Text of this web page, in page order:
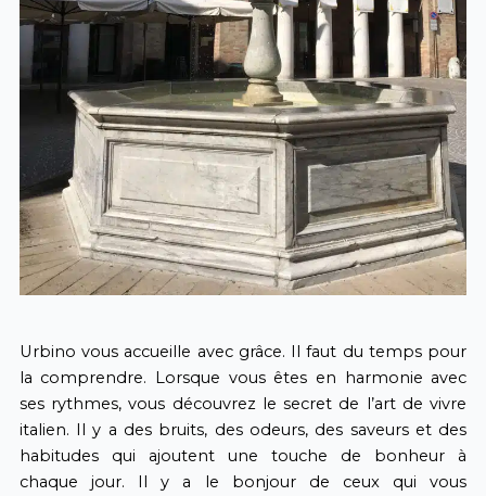
Urbino vous accueille avec grâce. Il faut du temps pour
la comprendre. Lorsque vous êtes en harmonie avec
ses rythmes, vous découvrez le secret de l’art de vivre
italien. Il y a des bruits, des odeurs, des saveurs et des
habitudes qui ajoutent une touche de bonheur à
chaque jour. Il y a le bonjour de ceux qui vous